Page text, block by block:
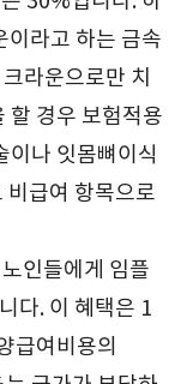
이라고 하는 금속
라운으로만 치
할 경우 보험적용
이나 잇몸뼈이식
비급여 항목으로
인들에게 임플
다. 이 혜택은 1
급여비용의